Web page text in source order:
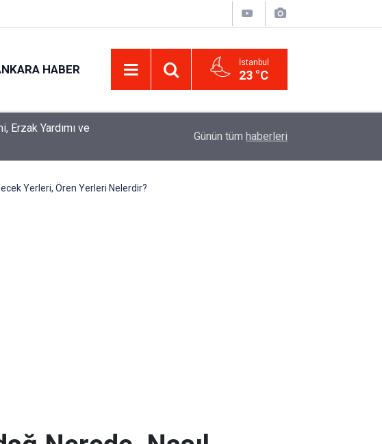
HABER İstanbul
23 °C
Olacak
Uzadı, Ödeme Kuralları Değişti
Günün tüm haberleri
Yerleri, Ören Yerleri Nelerdir?